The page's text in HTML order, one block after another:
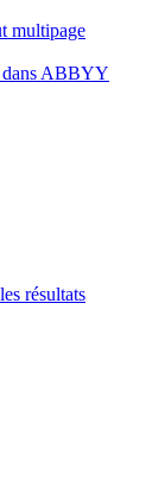
multipage
dans ABBYY
résultats